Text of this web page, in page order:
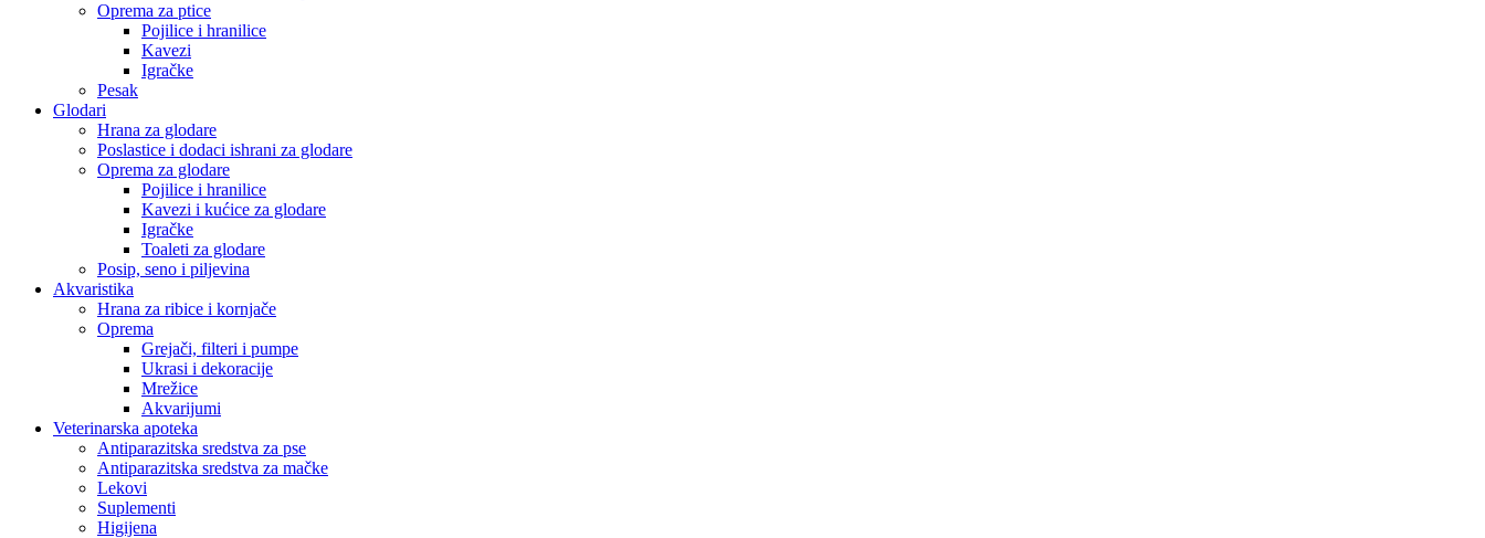
Oprema za ptice
Pojilice i hranilice
Kavezi
Igračke
Pesak
Glodari
Hrana za glodare
Poslastice i dodaci ishrani za glodare
Oprema za glodare
Pojilice i hranilice
Kavezi i kućice za glodare
Igračke
Toaleti za glodare
Posip, seno i piljevina
Akvaristika
Hrana za ribice i kornjače
Oprema
Grejači, filteri i pumpe
Ukrasi i dekoracije
Mrežice
Akvarijumi
Veterinarska apoteka
Antiparazitska sredstva za pse
Antiparazitska sredstva za mačke
Lekovi
Suplementi
Higijena